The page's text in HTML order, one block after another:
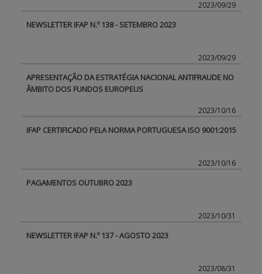
2023/09/29
NEWSLETTER IFAP N.º 138 - SETEMBRO 2023
2023/09/29
APRESENTAÇÃO DA ESTRATÉGIA NACIONAL ANTIFRAUDE NO
ÂMBITO DOS FUNDOS EUROPEUS
2023/10/16
IFAP CERTIFICADO PELA NORMA PORTUGUESA ISO 9001:2015
2023/10/16
PAGAMENTOS OUTUBRO 2023
2023/10/31
NEWSLETTER IFAP N.º 137 - AGOSTO 2023
2023/08/31